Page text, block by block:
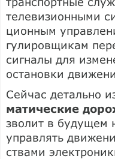
телевизионными
ционным
гулировщикам
сигналы для
остановки
Сейчас детально
матические
зволит в будущем
управлять
ствами